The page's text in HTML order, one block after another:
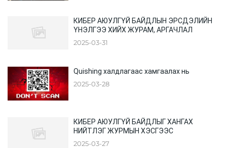
КИБЕР АЮУЛГҮЙ БАЙДЛЫН ЭРСДЭЛИЙН
ҮНЭЛГЭЭ ХИЙХ ЖУРАМ, АРГАЧЛАЛ
2025-03-31
Quishing халдлагаас хамгаалах нь
2025-03-28
КИБЕР АЮУЛГҮЙ БАЙДЛЫГ ХАНГАХ
НИЙТЛЭГ ЖУРМЫН ХЭСГЭЭС
2025-03-27